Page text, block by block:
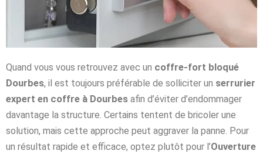
Quand vous vous retrouvez avec un coffre-fort bloqué
Dourbes, il est toujours préférable de solliciter un serrurier
expert en coffre à Dourbes afin d’éviter d’endommager
davantage la structure. Certains tentent de bricoler une
solution, mais cette approche peut aggraver la panne. Pour
un résultat rapide et efficace, optez plutôt pour l’Ouverture